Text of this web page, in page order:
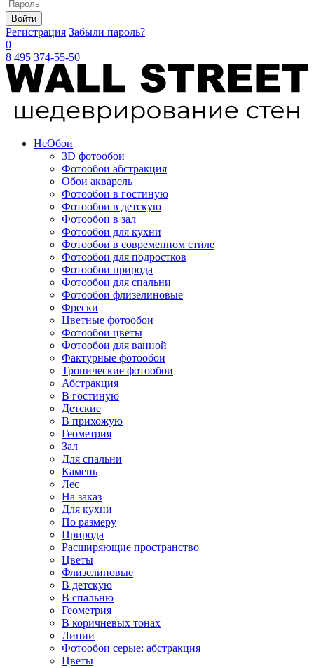
Войти
Регистрация Забыли пароль?
0
8 495 374-55-50
НеОбои
3D фотообои
Фотообои абстракция
Обои акварель
Фотообои в гостиную
Фотообои в детскую
Фотообои в зал
Фотообои для кухни
Фотообои в современном стиле
Фотообои для подростков
Фотообои природа
Фотообои для спальни
Фотообои флизелиновые
Фрески
Цветные фотообои
Фотообои цветы
Фотообои для ванной
Фактурные фотообои
Тропические фотообои
Абстракция
В гостиную
Детские
В прихожую
Геометрия
Зал
Для спальни
Камень
Лес
На заказ
Для кухни
По размеру
Природа
Расширяющие пространство
Цветы
Флизелиновые
В детскую
В спальню
Геометрия
В коричневых тонах
Линии
Фотообои серые: абстракция
Цветы